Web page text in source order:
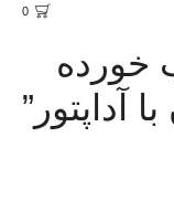
0
خورده
آداپتور”